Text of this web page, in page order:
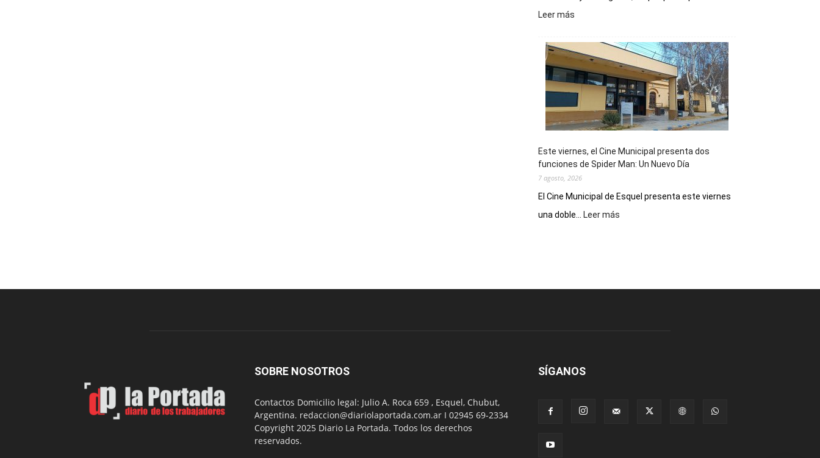
Leer más
su
potencial
como
destino
de
reuniones
y
deportivos
Este viernes, el Cine Municipal presenta dos
funciones de Spider Man: Un Nuevo Día
7 agosto, 2026
El Cine Municipal de Esquel presenta este viernes
una doble...
Leer más
presenta
SOBRE NOSOTROS
Contactos Domicilio legal: Julio A. Roca 659 , Esquel, Chubut,
Argentina. redaccion@diariolaportada.com.ar I 02945 69-2334
Copyright 2025 Diario La Portada. Todos los derechos
reservados.
SÍGANOS